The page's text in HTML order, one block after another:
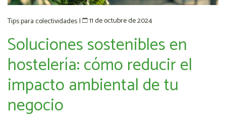
Tips para colectividades| 11 de octubre de 2024
Soluciones sostenibles en
hostelería: cómo reducir el
impacto ambiental de tu
negocio